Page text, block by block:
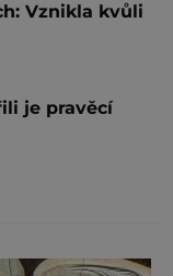
Vznikla kvůli
je pravěcí